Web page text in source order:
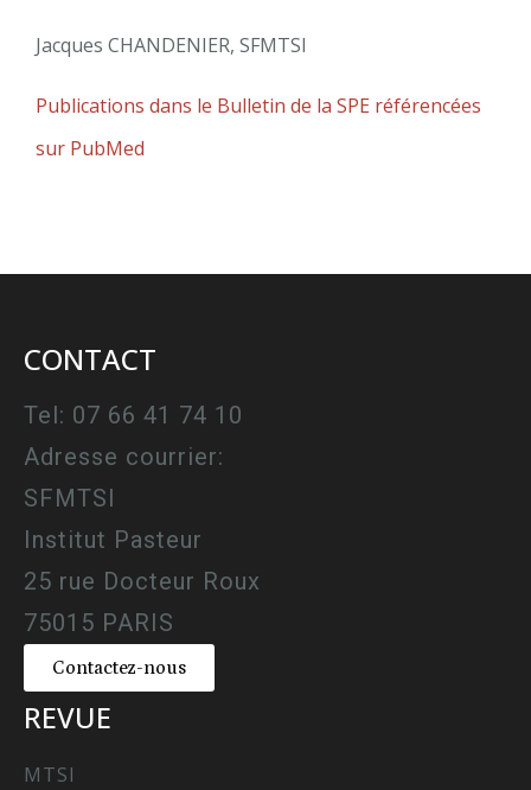
Jacques CHANDENIER, SFMTSI
Publications dans le Bulletin de la SPE référencées
sur PubMed
CONTACT
Tel: 07 66 41 74 10
Adresse courrier:
SFMTSI
Institut Pasteur
25 rue Docteur Roux
75015 PARIS
Contactez-nous
REVUE
MTSI